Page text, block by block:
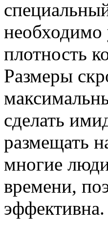
необходимо
плотность
Размеры
сделать
размещать
многие
времени,
эффективна.